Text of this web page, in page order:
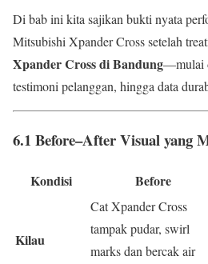
Di bab ini kita sajikan bukti nyata
Mitsubishi Xpander Cross setelah
Xpander Cross di Bandung—mulai
testimoni pelanggan, hingga data
6.1 Before–After Visual yang
Kondisi Before
Kilau
Cat Xpander Cross
tampak pudar, swirl
marks dan bercak air